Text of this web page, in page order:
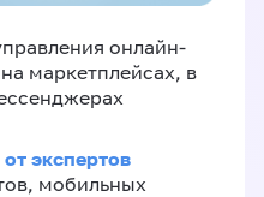
онлайн-
маркетплейсах, в
экспертов
мобильных